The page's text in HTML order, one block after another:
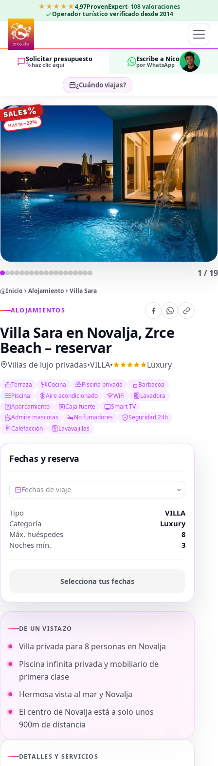
★★★★★4,97ProvenExpert· 108 valoraciones
Operador turístico verificado desde 2014
Solicitar presupuesto
haz clic aquí
Escribe a Nico
por WhatsApp
¿Cuándo viajas?
Seleccionar fechas…
HUÉSPEDES
OK
1 / 19
SALES%
HASTA−22%
Inicio Alojamiento Villa Sara
ALOJAMIENTOS
Villa Sara en Novalja, Zrce
Beach – reservar
Villas de lujo privadas•VILLA• Luxury
Terraza Cocina Piscina privada
Barbacoa
Piscina
Aire acondicionado WiFi
Lavadora
Aparcamiento
Caja fuerte
Smart TV
Admite mascotas
No fumadores
Seguridad 24h
Calefacción
Lavavajillas
DE UN VISTAZO
Villa privada para 8 personas en Novalja
Piscina infinita privada y mobiliario de
primera clase
Hermosa vista al mar y Novalja
El centro de Novalja está a solo unos
900m de distancia
DETALLES Y SERVICIOS
Fechas y reserva
Fechas de viaje
Tipo
VILLA
Categoría
Luxury
Máx. huéspedes
8
Noches mín.
3
Selecciona tus fechas